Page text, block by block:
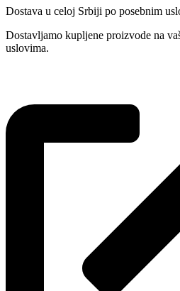
Dostava u celoj Srbiji po posebnim
Dostavljamo kupljene proizvode na
uslovima.